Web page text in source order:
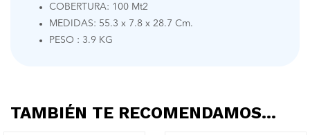
COBERTURA: 100 Mt2
MEDIDAS: 55.3 x 7.8 x 28.7 Cm.
PESO : 3.9 KG
TAMBIÉN TE RECOMENDAMOS…